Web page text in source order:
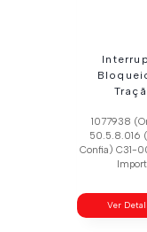
1077938
50.5.8.016
Confia) C31-
Ver